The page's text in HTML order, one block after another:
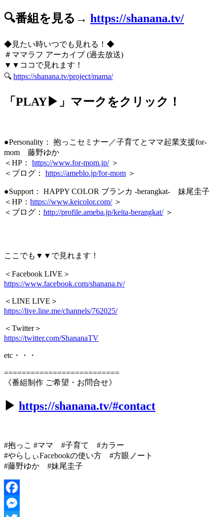
🔍番組を見る→ https://shanana.tv/
◆見たい時いつでも見れる！◆
＃ママラフ アーカイブ (過去放送)
▼▼ココで見れます！
🔍 https://shanana.tv/project/mama/
「PLAY▶」マークをクリック！
●Personality： 抱っこセミナー／子育てとママ起業支援for-
mom 藤野ゆか
＜HP： https://www.for-mom.jp/＞
＜ブログ： https://ameblo.jp/for-mom ＞
●Support： HAPPY COLOR ブランカ -berangkat- 妹尾圭子
＜HP： https://www.keicolor.com/＞
＜ブログ： http://profile.ameba.jp/keita-berangkat/＞
ここでも▼▼で見れます！
＜Facebook LIVE＞
https://www.facebook.com/shanana.tv/
＜LINE LIVE＞
https://live.line.me/channels/762025/
＜Twitter＞
https://twitter.com/ShananaTV
etc・・・
==========================
《番組制作 ご希望・お問合せ》
▶︎ https://shanana.tv/#contact
#抱っこ #ママ #子育て #カラー
#やらしぃFacebookの使い方 #方眼ノート
#藤野ゆか #妹尾圭子